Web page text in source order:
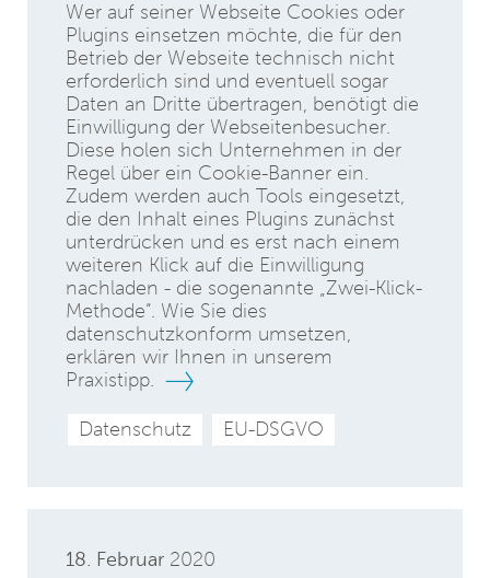
Wer auf seiner Webseite Cookies oder
Plugins einsetzen möchte, die für den
Betrieb der Webseite technisch nicht
erforderlich sind und eventuell sogar
Daten an Dritte übertragen, benötigt die
Einwilligung der Webseitenbesucher.
Diese holen sich Unternehmen in der
Regel über ein Cookie-Banner ein.
Zudem werden auch Tools eingesetzt,
die den Inhalt eines Plugins zunächst
unterdrücken und es erst nach einem
weiteren Klick auf die Einwilligung
nachladen - die sogenannte „Zwei-Klick-
Methode“. Wie Sie dies
datenschutzkonform umsetzen,
erklären wir Ihnen in unserem
Praxistipp.
Datenschutz EU-DSGVO
18. Februar 2020